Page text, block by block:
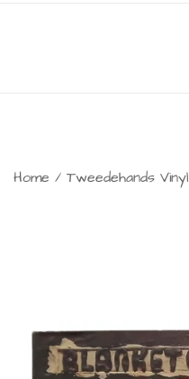
Home / Tweedehands Vinyl